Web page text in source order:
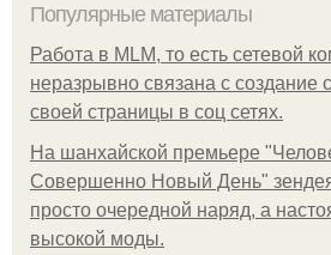
Популярные материалы
Работа в MLM, то есть сетевой
неразрывно связана с создание
своей страницы в соц сетях.
На шанхайской премьере
Совершенно Новый День"
просто очередной наряд, а
высокой моды.